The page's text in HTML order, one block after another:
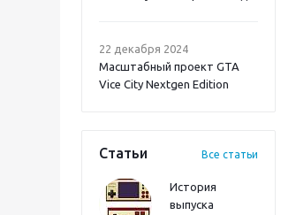
22 декабря 2024
Масштабный проект GTA
Vice City Nextgen Edition
Статьи Все статьи
История
выпуска